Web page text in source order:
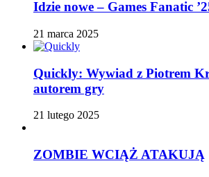
Idzie nowe – Games Fanatic
21 marca 2025
Quickly: Wywiad z Piotrem
autorem gry
21 lutego 2025
ZOMBIE WCIĄŻ ATAKUJĄ